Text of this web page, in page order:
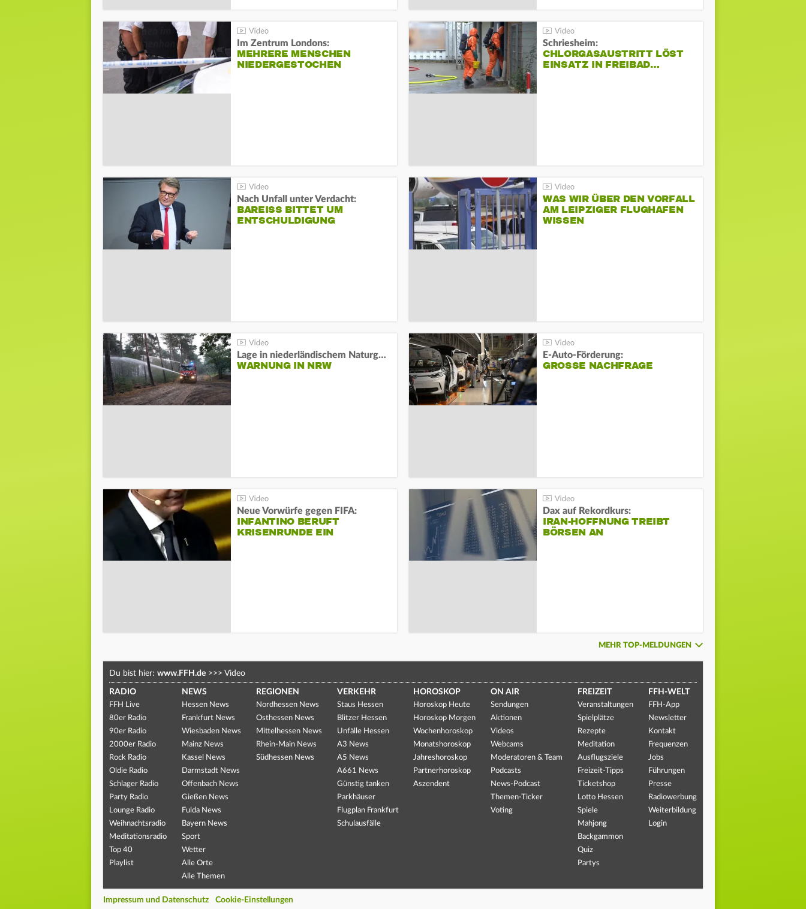
Im Zentrum Londons:
MEHRERE MENSCHEN
NIEDERGESTOCHEN
Schriesheim:
CHLORGASAUSTRITT LÖST
EINSATZ IN FREIBAD…
Nach Unfall unter Verdacht:
BAREISS BITTET UM E
NTSCHULDIGUNG
WAS WIR ÜBER DEN VORFALL
AM LEIPZIGER FLUGHAFEN
WISSEN
Lage in niederländischem Naturgebiet stabil
WARNUNG IN NRW
E-Auto-Förderung:
GROSSE NACHFRAGE
Neue Vorwürfe gegen FIFA:
INFANTINO BERUFT
KRISENRUNDE EIN
Dax auf Rekordkurs:
IRAN-HOFFNUNG TREIBT
BÖRSEN AN
MEHR TOP-MELDUNGEN
Du bist hier: www.FFH.de >>> Video
RADIO
FFH Live
80er Radio
90er Radio
2000er Radio
Rock Radio
Oldie Radio
Schlager Radio
Party Radio
Lounge Radio
Weihnachtsradio
Meditationsradio
Top 40
Playlist
NEWS
Hessen News
Frankfurt News
Wiesbaden News
Mainz News
Kassel News
Darmstadt News
Offenbach News
Gießen News
Fulda News
Bayern News
Sport
Wetter
Alle Orte
Alle Themen
REGIONEN
Nordhessen News
Osthessen News
Mittelhessen News
Rhein-Main News
Südhessen News
VERKEHR
Staus Hessen
Blitzer Hessen
Unfälle Hessen
A3 News
A5 News
A661 News
Günstig tanken
Parkhäuser
Flugplan Frankfurt
Schulausfälle
HOROSKOP
Horoskop Heute
Horoskop Morgen
Wochenhoroskop
Monatshoroskop
Jahreshoroskop
Partnerhoroskop
Aszendent
ON AIR
Sendungen
Aktionen
Videos
Webcams
Moderatoren & Team
Podcasts
News-Podcast
Themen-Ticker
Voting
FREIZEIT
Veranstaltungen
Spielplätze
Rezepte
Meditation
Ausflugsziele
Freizeit-Tipps
Ticketshop
Lotto Hessen
Spiele
Mahjong
Backgammon
Quiz
Partys
FFH-WELT
FFH-App
Newsletter
Kontakt
Frequenzen
Jobs
Führungen
Presse
Radiowerbung
Weiterbildung
Login
Impressum und Datenschutz Cookie-Einstellungen